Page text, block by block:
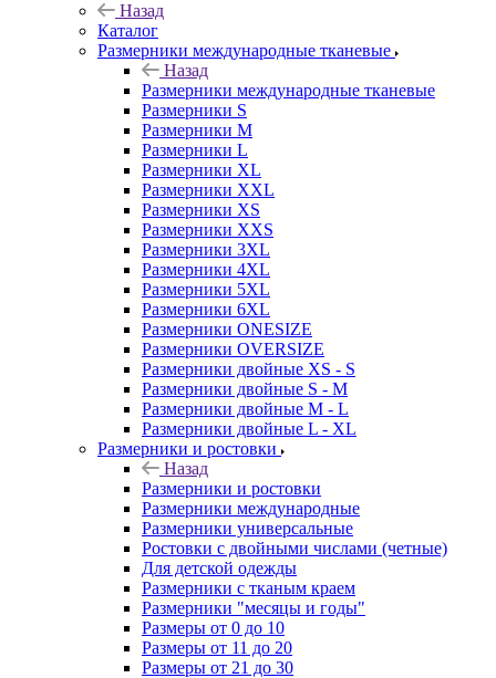
Назад
Каталог
Размерники международные тканевые
Назад
Размерники международные тканевые
Размерники S
Размерники M
Размерники L
Размерники XL
Размерники XXL
Размерники XS
Размерники XXS
Размерники 3XL
Размерники 4XL
Размерники 5XL
Размерники 6XL
Размерники ONESIZE
Размерники OVERSIZE
Размерники двойные XS - S
Размерники двойные S - M
Размерники двойные M - L
Размерники двойные L - XL
Размерники и ростовки
Назад
Размерники и ростовки
Размерники международные
Размерники универсальные
Ростовки с двойными числами (четные)
Для детской одежды
Размерники с тканым краем
Размерники "месяцы и годы"
Размеры от 0 до 10
Размеры от 11 до 20
Размеры от 21 до 30